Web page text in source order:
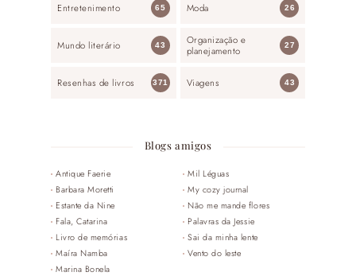
Entretenimento 65 Moda 26
Mundo literário 43
Organização e
planejamento
27
Resenhas de livros 371 Viagens 43
Blogs amigos
Antique Faerie
Barbara Moretti
Estante da Nine
Fala, Catarina
Livro de memórias
Maíra Namba
Marina Bonela
Mil Léguas
My cozy journal
Não me mande flores
Palavras da Jessie
Sai da minha lente
Vento do leste